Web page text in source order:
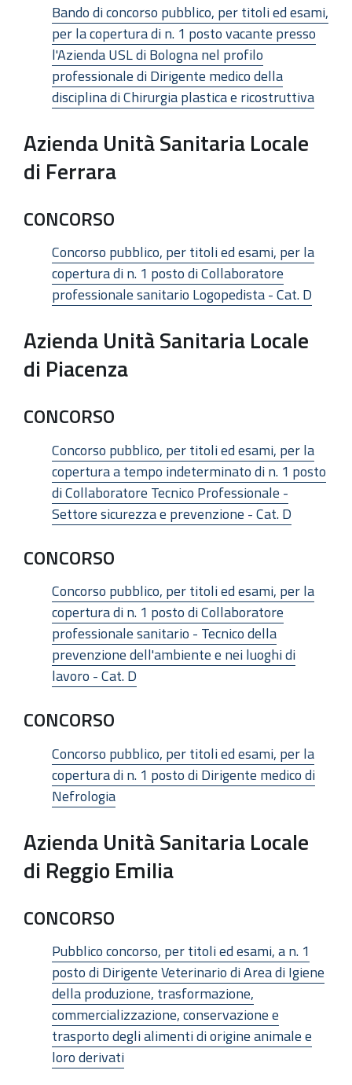
Bando di concorso pubblico, per titoli ed esami,
per la copertura di n. 1 posto vacante presso
l'Azienda USL di Bologna nel profilo
professionale di Dirigente medico della
disciplina di Chirurgia plastica e ricostruttiva
Azienda Unità Sanitaria Locale
di Ferrara
CONCORSO
Concorso pubblico, per titoli ed esami, per la
copertura di n. 1 posto di Collaboratore
professionale sanitario Logopedista - Cat. D
Azienda Unità Sanitaria Locale
di Piacenza
CONCORSO
Concorso pubblico, per titoli ed esami, per la
copertura a tempo indeterminato di n. 1 posto
di Collaboratore Tecnico Professionale -
Settore sicurezza e prevenzione - Cat. D
CONCORSO
Concorso pubblico, per titoli ed esami, per la
copertura di n. 1 posto di Collaboratore
professionale sanitario - Tecnico della
prevenzione dell'ambiente e nei luoghi di
lavoro - Cat. D
CONCORSO
Concorso pubblico, per titoli ed esami, per la
copertura di n. 1 posto di Dirigente medico di
Nefrologia
Azienda Unità Sanitaria Locale
di Reggio Emilia
CONCORSO
Pubblico concorso, per titoli ed esami, a n. 1
posto di Dirigente Veterinario di Area di Igiene
della produzione, trasformazione,
commercializzazione, conservazione e
trasporto degli alimenti di origine animale e
loro derivati